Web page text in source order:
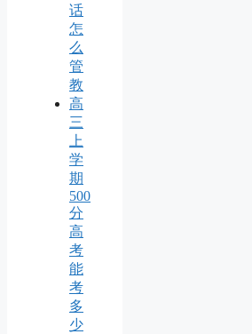
话
怎
么
管
教
高
三
上
学
期
500
分
高
考
能
考
多
少